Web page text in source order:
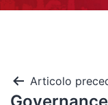
Articolo